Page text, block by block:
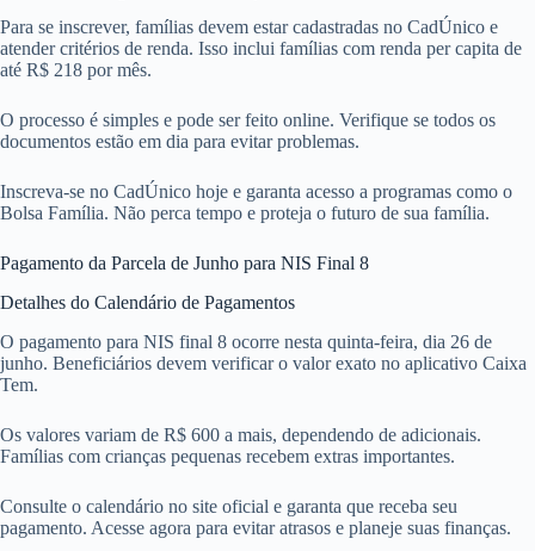
Para se inscrever, famílias devem estar cadastradas no CadÚnico e
atender critérios de renda. Isso inclui famílias com renda per capita de
até R$ 218 por mês.
O processo é simples e pode ser feito online. Verifique se todos os
documentos estão em dia para evitar problemas.
Inscreva-se no CadÚnico hoje e garanta acesso a programas como o
Bolsa Família. Não perca tempo e proteja o futuro de sua família.
Pagamento da Parcela de Junho para NIS Final 8
Detalhes do Calendário de Pagamentos
O pagamento para NIS final 8 ocorre nesta quinta-feira, dia 26 de
junho. Beneficiários devem verificar o valor exato no aplicativo Caixa
Tem.
Os valores variam de R$ 600 a mais, dependendo de adicionais.
Famílias com crianças pequenas recebem extras importantes.
Consulte o calendário no site oficial e garanta que receba seu
pagamento. Acesse agora para evitar atrasos e planeje suas finanças.